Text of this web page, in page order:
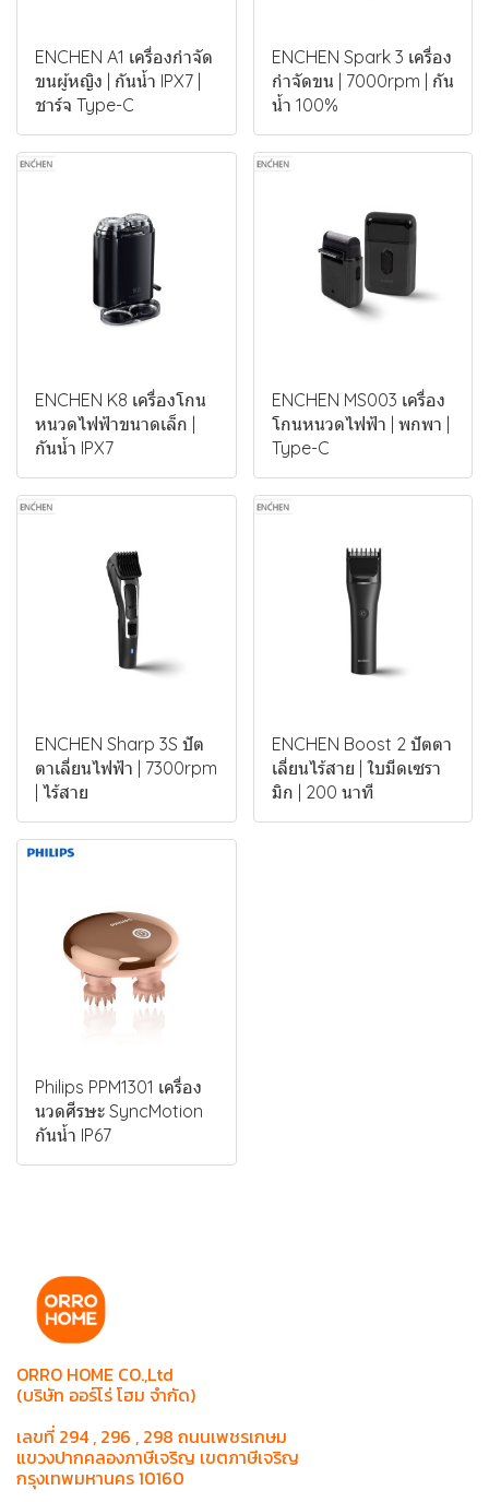
ENCHEN A1 เครื่องกำจัด
ขนผู้หญิง | กันน้ำ IPX7 |
ชาร์จ Type-C
ENCHEN Spark 3 เครื่อง
กำจัดขน | 7000rpm | กัน
น้ำ 100%
ENCHEN K8 เครื่องโกน
หนวดไฟฟ้าขนาดเล็ก |
กันน้ำ IPX7
ENCHEN MS003 เครื่อง
โกนหนวดไฟฟ้า | พกพา |
Type-C
ENCHEN Sharp 3S ปัต
ตาเลี่ยนไฟฟ้า | 7300rpm
| ไร้สาย
ENCHEN Boost 2 ปัตตา
เลี่ยนไร้สาย | ใบมีดเซรา
มิก | 200 นาที
Philips PPM1301 เครื่อง
นวดศีรษะ SyncMotion
กันน้ำ IP67
ORRO HOME CO.,Ltd
(บริษัท ออร์โร่ โฮม จำกัด)
เลขที่ 294 , 296 , 298 ถนนเพชรเกษม
แขวงปากคลองภาษีเจริญ เขตภาษีเจริญ
กรุงเทพมหานคร 10160